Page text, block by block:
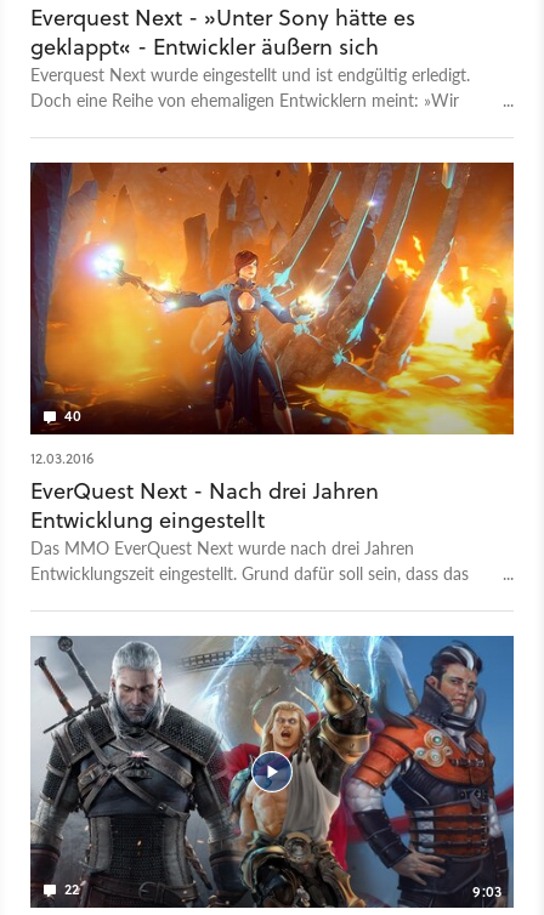
Everquest Next - »Unter Sony hätte es
geklappt« - Entwickler äußern sich
Everquest Next wurde eingestellt und ist endgültig erledigt.
Doch eine Reihe von ehemaligen Entwicklern meint: »Wir
40
12.03.2016
EverQuest Next - Nach drei Jahren
Entwicklung eingestellt
Das MMO EverQuest Next wurde nach drei Jahren
Entwicklungszeit eingestellt. Grund dafür soll sein, dass das
22 9:03